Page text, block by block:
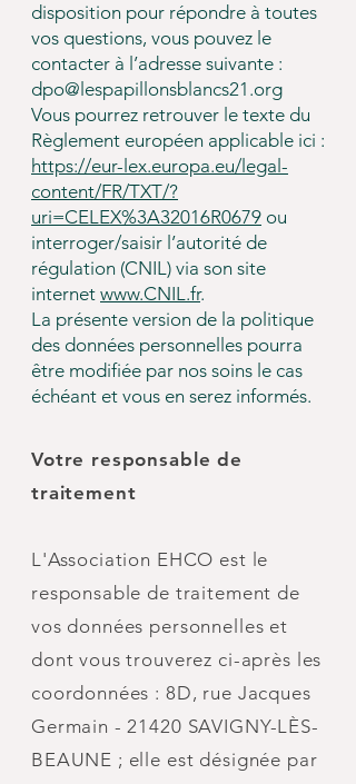
disposition pour répondre à toutes
vos questions, vous pouvez le
contacter à l’adresse suivante :
dpo@lespapillonsblancs21.org
Vous pourrez retrouver le texte du
Règlement européen applicable ici :
https://eur-lex.europa.eu/legal-
content/FR/TXT/?
uri=CELEX%3A32016R0679 ou
interroger/saisir l’autorité de
régulation (CNIL) via son site
internet www.CNIL.fr.
La présente version de la politique
des données personnelles pourra
être modifiée par nos soins le cas
échéant et vous en serez informés.
Votre responsable de
traitement
L'Association EHCO est le
responsable de traitement de
vos données personnelles et
dont vous trouverez ci-après les
coordonnées : 8D, rue Jacques
Germain - 21420 SAVIGNY-LÈS-
BEAUNE ; elle est désignée par